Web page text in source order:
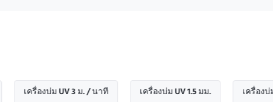
เครื่องบ่ม UV 3 ม. / นาที เครื่องบ่ม UV 1.5 มม. เครื่องบ่ม UV